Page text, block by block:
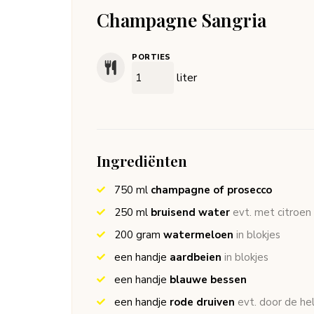
Champagne Sangria
PORTIES
liter
Ingrediënten
750 ml champagne of prosecco
250 ml bruisend water evt. met citroen
200 gram watermeloen in blokjes
een handje aardbeien in blokjes
een handje blauwe bessen
een handje rode druiven evt. door de